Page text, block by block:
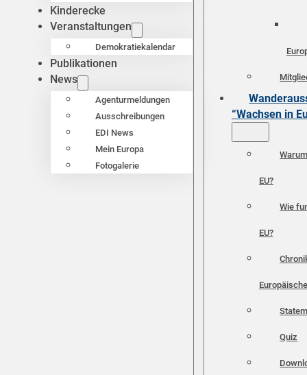
Kinderecke
Veranstaltungen
Demokratiekalendar
Publikationen
News
Agenturmeldungen
Ausschreibungen
EDI News
Mein Europa
Fotogalerie
“Wachsen in
EU?
Wie
EU?
Quiz